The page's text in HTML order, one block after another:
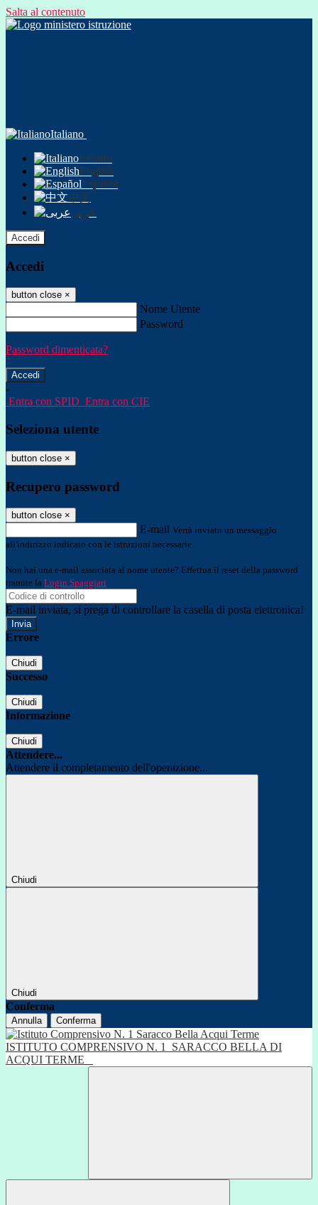
Salta al contenuto
Italiano
Italiano
English
Español
中文
عربى
Accedi
Accedi
button close ×
Nome Utente
Password
Password dimenticata?
-
Entra con SPID Entra con CIE
Seleziona utente
button close ×
Recupero password
button close ×
E-mail Verrà inviato un messaggio
all'indirizzo indicato con le istruzioni necessarie.
Non hai una e-mail associata al nome utente? Effettua il reset della password
tramite la Login Spaggiari
E-mail inviata, si prega di controllare la casella di posta elettronica!
Errore
Chiudi
Successo
Chiudi
Informazione
Chiudi
Attendere...
Attendere il completamento dell'operazione...
Chiudi
Chiudi
Conferma
Annulla Conferma
ISTITUTO COMPRENSIVO N. 1
SARACCO BELLA DI
ACQUI TERME